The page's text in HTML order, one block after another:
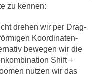
zu kennen:
drehen wir per Drag-
Koordinaten-
bewegen wir die
Shift +
nutzen wir das